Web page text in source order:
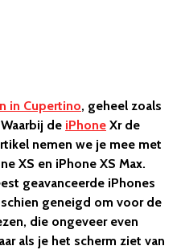
in Cupertino, geheel zoals
de iPhone Xr de
nemen we je mee met
XS en iPhone XS Max.
geavanceerde iPhones
geneigd om voor de
die ongeveer even
als je het scherm ziet van